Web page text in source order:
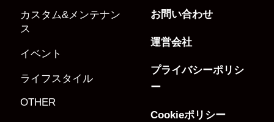
カスタム&メンテナン
ス
イベント
ライフスタイル
OTHER
お問い合わせ
運営会社
プライバシーポリシ
ー
Cookieポリシー